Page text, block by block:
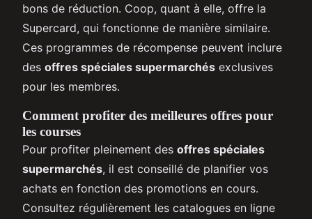
bons de réduction. Coop, quant à elle, offre la
Supercard, qui fonctionne de manière similaire.
Ces programmes de récompense peuvent inclure
des offres spéciales supermarchés exclusives
pour les membres.
Comment profiter des meilleures offres pour
les courses
Pour profiter pleinement des offres spéciales
supermarchés, il est conseillé de planifier vos
achats en fonction des promotions en cours.
Consultez régulièrement les catalogues en ligne